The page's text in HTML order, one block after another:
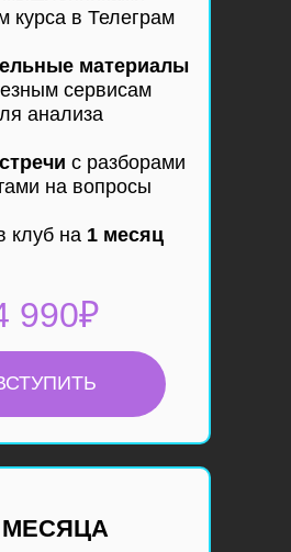
МЕСЯЦА
990₽
курса в Телеграм
материалы
сервисам
анализа
с разборами
на вопросы
клуб на 1 месяц